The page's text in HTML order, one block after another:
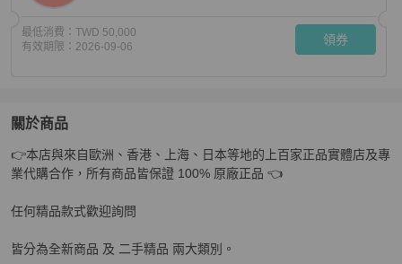
最低消費： TWD 50,000
有效期限： 2026-09-06 領券
關於商品
關於✨Lv 限量秀款毛呢編織肩斜背包 98新 配件塵袋商品詳情
👉本店與來自歐洲、香港、上海、日本等地的上百家正品實體店及專
業代購合作，所有商品皆保證 100% 原廠正品 👈
任何精品款式歡迎詢問
皆分為全新商品 及 二手精品 兩大類別。